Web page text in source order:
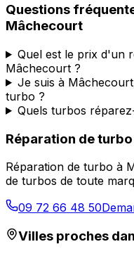
Questions
Mâchecourt
Quel est le prix d'un
Mâchecourt ?
Je suis à
turbo ?
Quels turbos
Réparation de turbo
Réparation de turbo à
de turbos de toute
09 72 66 48 50
Villes proches